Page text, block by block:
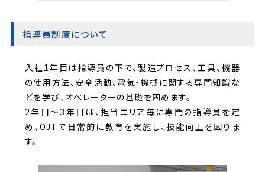
指導員制度について
入社1年目は指導員の下で、製造プロセス、工具、機器
の使用方法、安全活動、電気・機械に関する専門知識な
どを学び、オペレーターの基礎を固めます。
2年目～3年目は、担当エリア毎に専門の指導員を定
め、OJTで日常的に教育を実施し、技能向上を図りま
す。